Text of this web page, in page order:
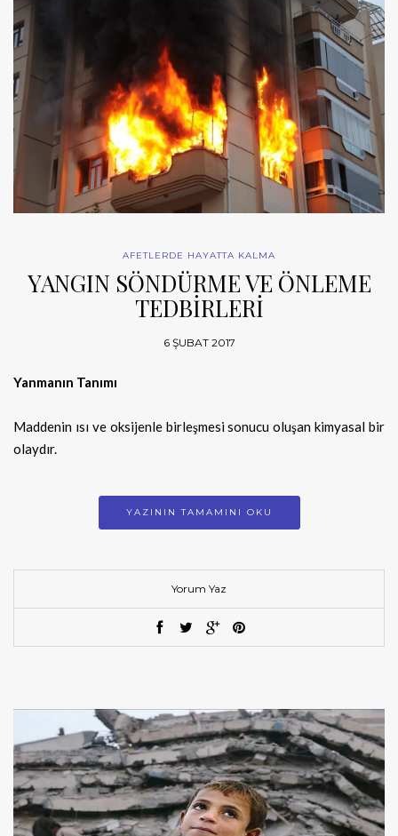
AFETLERDE HAYATTA KALMA
YANGIN SÖNDÜRME VE ÖNLEME
TEDBİRLERİ
6 ŞUBAT 2017
Yanmanın Tanımı
Maddenin ısı ve oksijenle birleşmesi sonucu oluşan kimyasal bir
olaydır.
YAZININ TAMAMINI OKU
Yorum Yaz